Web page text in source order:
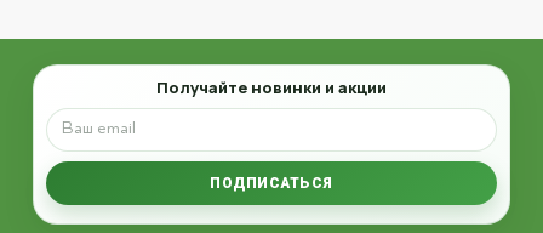
Email
Получайте новинки и акции
ПОДПИСАТЬСЯ